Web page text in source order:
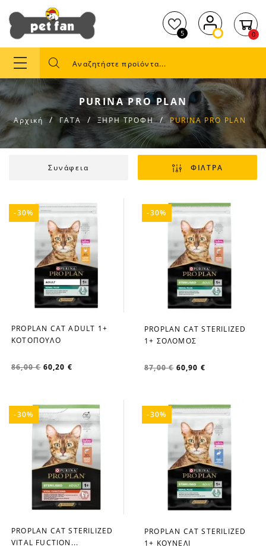
5 0
PURINA PRO PLAN
Αρχική ΓΑΤΑ ΞΗΡΗ ΤΡΟΦΗ PURINA PRO PLAN
Συνάφεια ΦΙΛΤΡΑ
favorite_border
PROPLAN CAT ADULT 1+
ΚΟΤΟΠΟΥΛΟ
86,00 € 60,20 €
-30%
favorite_border
PROPLAN CAT STERILIZED
1+ ΣΟΛΟΜΟΣ
87,00 € 60,90 €
-30%
favorite_border
PROPLAN CAT STERILIZED
VITAL FUCTION...
-30%
favorite_border
PROPLAN CAT STERILIZED
1+ ΚΟΥΝΕΛΙ
-30%